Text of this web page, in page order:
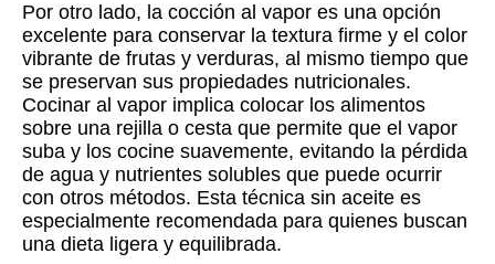
Por otro lado, la cocción al vapor es una opción
excelente para conservar la textura firme y el color
vibrante de frutas y verduras, al mismo tiempo que
se preservan sus propiedades nutricionales.
Cocinar al vapor implica colocar los alimentos
sobre una rejilla o cesta que permite que el vapor
suba y los cocine suavemente, evitando la pérdida
de agua y nutrientes solubles que puede ocurrir
con otros métodos. Esta técnica sin aceite es
especialmente recomendada para quienes buscan
una dieta ligera y equilibrada.